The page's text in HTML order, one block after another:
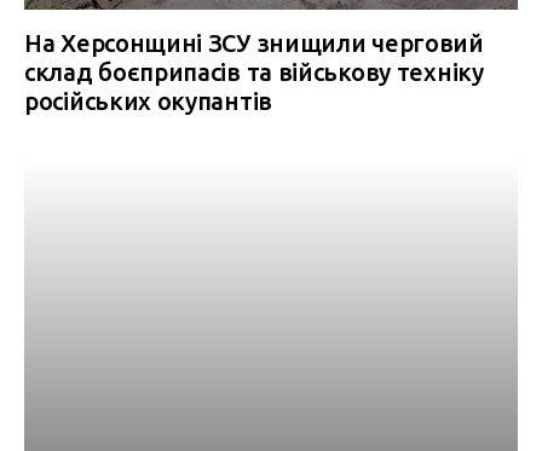
На Херсонщині ЗСУ знищили черговий
склад боєприпасів та військову техніку
російських окупантів